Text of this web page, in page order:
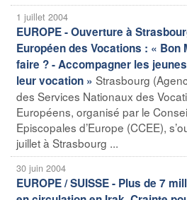
1 juillet 2004
EUROPE - Ouverture à
Européen des Vocations : « Bon
faire ? - Accompagner les
leur vocation » Strasbourg
des Services Nationaux des
Européens, organisé par le
Episcopales d’Europe (CCEE),
juillet à Strasbourg ...
30 juin 2004
EUROPE / SUISSE - Plus de 7